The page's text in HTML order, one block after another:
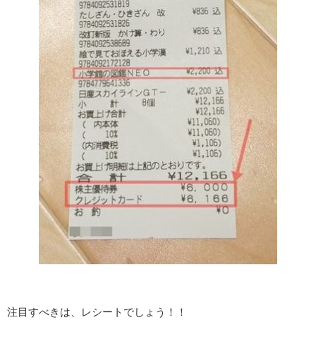
注目すべきは、レシートでしょう！！